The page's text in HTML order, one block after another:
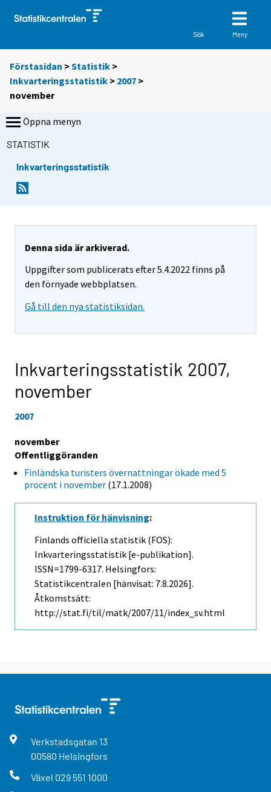
Sök Meny
Förstasidan >Statistik >
Inkvarteringsstatistik > 2007 >
november
Öppna menyn
STATISTIK
Inkvarteringsstatistik
Denna sida är arkiverad.
Uppgifter som publicerats efter 5.4.2022 finns på
den förnyade webbplatsen.
Gå till den nya statistiksidan.
Inkvarteringsstatistik 2007,
november
2007
november
Offentliggöranden
Finländska turisters övernattningar ökade med 5
procent i november (17.1.2008)
Instruktion för hänvisning:
Finlands officiella statistik (FOS):
Inkvarteringsstatistik [e-publikation].
ISSN=1799-6317. Helsingfors:
Statistikcentralen [hänvisat: 7.8.2026].
Åtkomstsätt:
http://stat.fi/til/matk/2007/11/index_sv.html
Verkstadsgatan 13
00580 Helsingfors
Växel 029 551 1000